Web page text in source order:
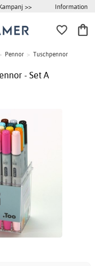
>> Information
Pennor > Tuschpennor
- Set A